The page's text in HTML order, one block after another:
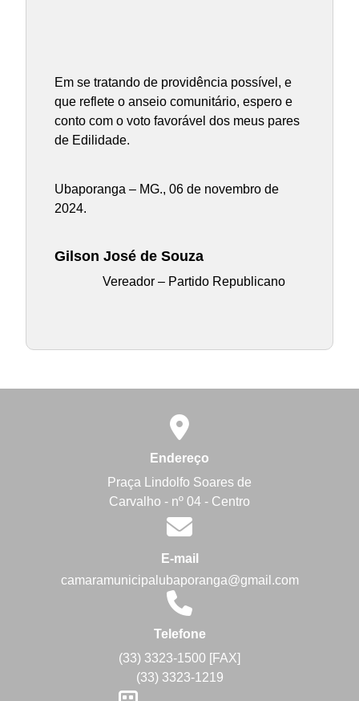
Em se tratando de providência possível, e
que reflete o anseio comunitário, espero e
conto com o voto favorável dos meus pares
de Edilidade.
Ubaporanga – MG., 06 de novembro de
2024.
Gilson José de Souza
Vereador – Partido Republicano
Endereço
Praça Lindolfo Soares de
Carvalho - nº 04 - Centro
E-mail
camaramunicipalubaporanga@gmail.com
Telefone
(33) 3323-1500 [FAX]
(33) 3323-1219